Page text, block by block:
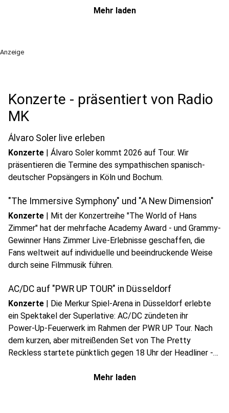
Mehr laden
Anzeige
Konzerte - präsentiert von Radio
MK
Álvaro Soler live erleben
Konzerte | Álvaro Soler kommt 2026 auf Tour. Wir
präsentieren die Termine des sympathischen spanisch-
deutscher Popsängers in Köln und Bochum.
"The Immersive Symphony" und "A New Dimension"
Konzerte | Mit der Konzertreihe "The World of Hans
Zimmer" hat der mehrfache Academy Award - und Grammy-
Gewinner Hans Zimmer Live-Erlebnisse geschaffen, die
Fans weltweit auf individuelle und beeindruckende Weise
durch seine Filmmusik führen.
AC/DC auf "PWR UP TOUR" in Düsseldorf
Konzerte | Die Merkur Spiel-Arena in Düsseldorf erlebte
ein Spektakel der Superlative: AC/DC zündeten ihr
Power‑Up-Feuerwerk im Rahmen der PWR UP Tour. Nach
dem kurzen, aber mitreißenden Set von The Pretty
Reckless startete pünktlich gegen 18 Uhr der Headliner -
Mehr laden